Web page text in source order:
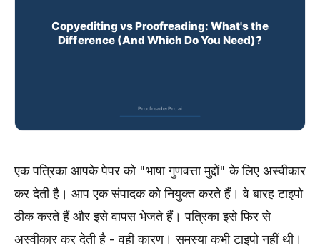
एक पत्रिका आपके पेपर को "भाषा गुणवत्ता मुद्दों" के लिए अस्वीकार
कर देती है। आप एक संपादक को नियुक्त करते हैं। वे बारह टाइपो
ठीक करते हैं और इसे वापस भेजते हैं। पत्रिका इसे फिर से
अस्वीकार कर देती है - वही कारण। समस्या कभी टाइपो नहीं थी।